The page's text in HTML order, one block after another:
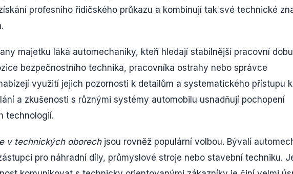
profesního řidičského průkazu a kombinují tak své technické
majetku láká automechaniky, kteří hledají stabilnější pracovní
bezpečnostního technika, pracovníka ostrahy nebo správce
využití jejich pozornosti k detailům a systematického přístupu
a zkušenosti s různými systémy automobilu usnadňují pochopení
technologií.
v technických oborechjsou rovněž populární volbou. Bývalí
pro náhradní díly, průmyslové stroje nebo stavební techniku.